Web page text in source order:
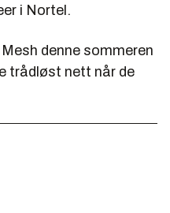
i Nortel.
denne sommeren
trådløst nett når de